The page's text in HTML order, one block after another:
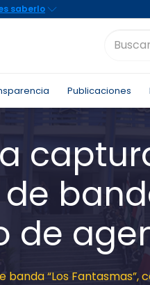
Publicaciones
“Los Fantasmas”,